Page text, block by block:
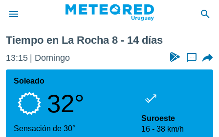
de
ha
calidad.
a este
Tiempo en La Rocha 8 - 14 días
13:15 Domingo ...
Soleado
32°
Sensación de 30°
Suroeste
16
38 km/h